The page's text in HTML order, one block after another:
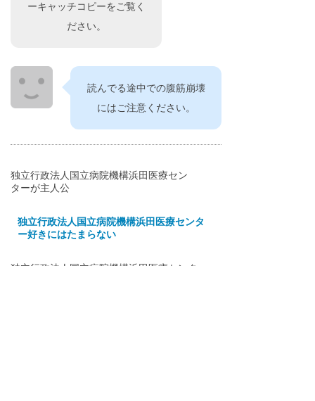
ーキャッチコピーをご覧く
ださい。
読んでる途中での腹筋崩壊
にはご注意ください。
独立行政法人国立病院機構浜田医療セン
ターが主人公
独立行政法人国立病院機構浜田医療センタ
ー好きにはたまらない
独立行政法人国立病院機構浜田医療センター